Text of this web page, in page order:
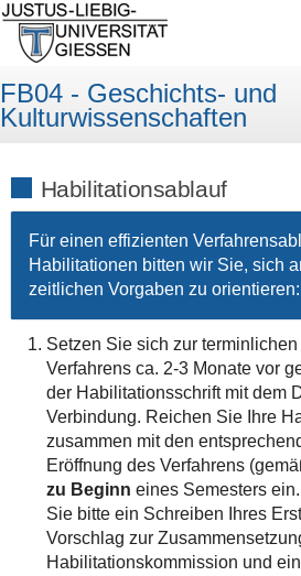
FB04 - Geschichts- und
Kulturwissenschaften
Habilitationsablauf
Für einen effizienten
Habilitationen bitten wir Sie, sich
zeitlichen Vorgaben zu orientieren:
Setzen Sie sich zur
Verfahrens ca. 2-3 Monate vor
der Habilitationsschrift mit dem
Verbindung. Reichen Sie Ihre
zusammen mit den
Eröffnung des Verfahrens
zu Beginn eines Semesters
Sie bitte ein Schreiben Ihres
Vorschlag zur
Habilitationskommission und